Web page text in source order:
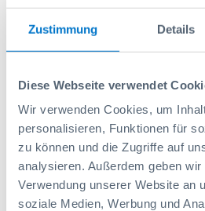
Zustimmung Details
Diese Webseite verwendet
Wir verwenden Cookies, um
personalisieren, Funktionen für
zu können und die Zugriffe auf
analysieren. Außerdem geben
Verwendung unserer Website an
soziale Medien, Werbung und
Plancher Sobogrip avec 6
encastré/creux Fiat Fiorino
empattement 2513mm,
coulissante
Codice prodotto: